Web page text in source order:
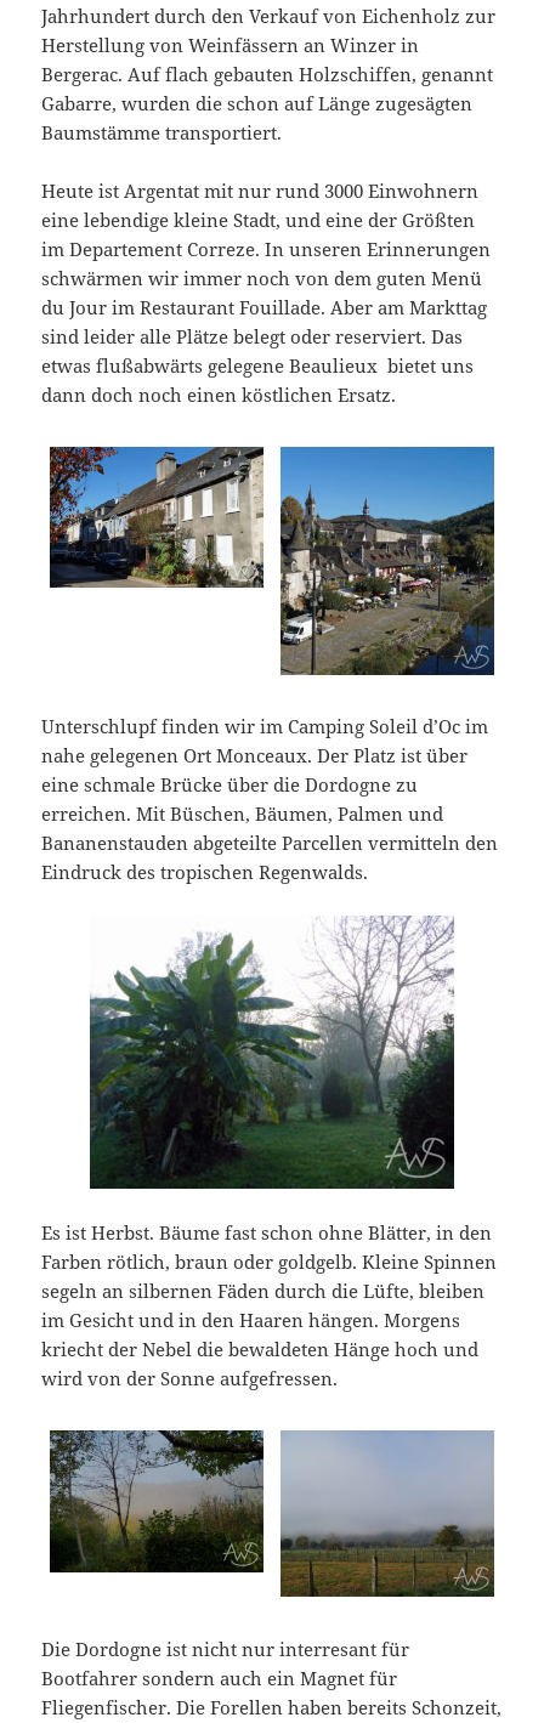
Jahrhundert durch den Verkauf von Eichenholz zur
Herstellung von Weinfässern an Winzer in
Bergerac. Auf flach gebauten Holzschiffen, genannt
Gabarre, wurden die schon auf Länge zugesägten
Baumstämme transportiert.
Heute ist Argentat mit nur rund 3000 Einwohnern
eine lebendige kleine Stadt, und eine der Größten
im Departement Correze. In unseren Erinnerungen
schwärmen wir immer noch von dem guten Menü
du Jour im Restaurant Fouillade. Aber am Markttag
sind leider alle Plätze belegt oder reserviert. Das
etwas flußabwärts gelegene Beaulieux bietet uns
dann doch noch einen köstlichen Ersatz.
Unterschlupf finden wir im Camping Soleil d’Oc im
nahe gelegenen Ort Monceaux. Der Platz ist über
eine schmale Brücke über die Dordogne zu
erreichen. Mit Büschen, Bäumen, Palmen und
Bananenstauden abgeteilte Parcellen vermitteln den
Eindruck des tropischen Regenwalds.
Es ist Herbst. Bäume fast schon ohne Blätter, in den
Farben rötlich, braun oder goldgelb. Kleine Spinnen
segeln an silbernen Fäden durch die Lüfte, bleiben
im Gesicht und in den Haaren hängen. Morgens
kriecht der Nebel die bewaldeten Hänge hoch und
wird von der Sonne aufgefressen.
Die Dordogne ist nicht nur interresant für
Bootfahrer sondern auch ein Magnet für
Fliegenfischer. Die Forellen haben bereits Schonzeit,